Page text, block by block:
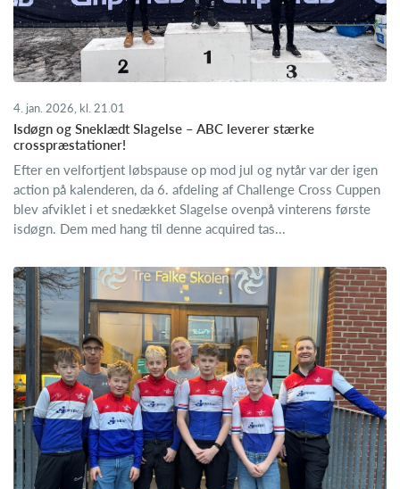
4. jan. 2026, kl. 21.01
Isdøgn og Sneklædt Slagelse – ABC leverer stærke
crosspræstationer!
Efter en velfortjent løbspause op mod jul og nytår var der igen
action på kalenderen, da 6. afdeling af Challenge Cross Cuppen
blev afviklet i et snedækket Slagelse ovenpå vinterens første
isdøgn. Dem med hang til denne acquired tas...